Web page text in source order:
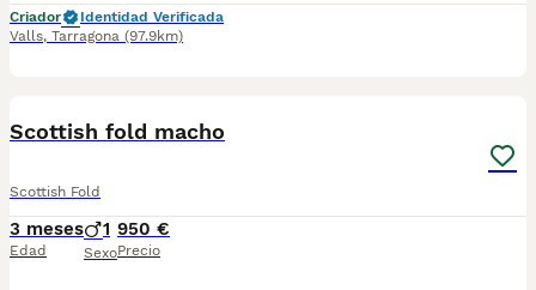
Criador
Identidad Verificada
Valls, Tarragona (97.9km)
Scottish fold macho
Scottish Fold
3 meses
Edad
1
Sexo
950 €
Precio